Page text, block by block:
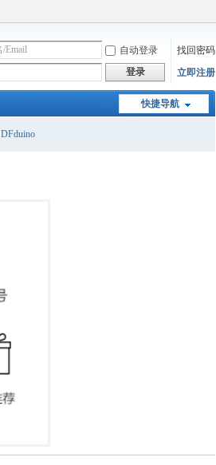
自动登录
找回密码
登录 立即注册
快捷导航
DFduino